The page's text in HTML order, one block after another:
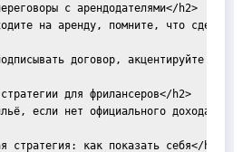
с арендодателями</h2>
на аренду, помните, что сделки
договор, акцентируйте
для фрилансеров</h2>
если нет официального дохода?
стратегия: как показать себя</h3>